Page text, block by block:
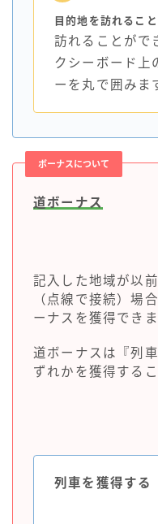
目的地を訪れるこ
訪れることがで
クシーボード上
ーを丸で囲みま
ボーナスについて
道ボーナス
記入した地域が以
（点線で接続）場
ーナスを獲得できま
道ボーナスは『列
ずれかを獲得する
列車を獲得する